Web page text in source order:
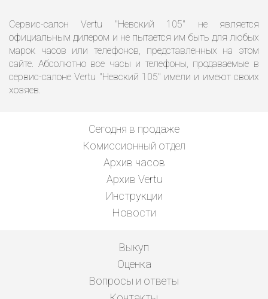
Сервис-салон Vertu "Невский 105" не является
официальным дилером и не пытается им быть для любых
марок часов или телефонов, представленных на этом
сайте. Абсолютно все часы и телефоны, продаваемые в
сервис-салоне Vertu "Невский 105" имели и имеют своих
хозяев.
Сегодня в продаже
Комиссионный отдел
Архив часов
Архив Vertu
Инструкции
Новости
Выкуп
Оценка
Вопросы и ответы